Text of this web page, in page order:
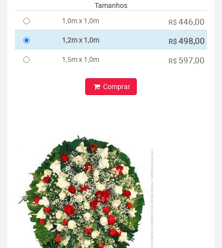
Tamanhos
1,0m x 1,0m
R$ 446,00
1,2m x 1,0m R$498,00
1,5m x 1,0m R$ 597,00
Comprar